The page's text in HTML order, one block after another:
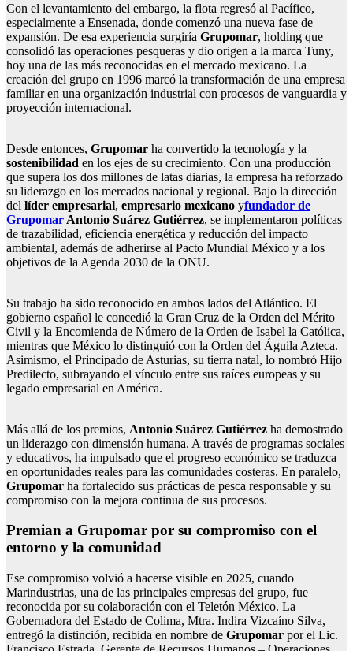
Con el levantamiento del embargo, la flota regresó al Pacífico,
especialmente a Ensenada, donde comenzó una nueva fase de
expansión. De esa experiencia surgiría Grupomar, holding que
consolidó las operaciones pesqueras y dio origen a la marca Tuny,
hoy una de las más reconocidas en el mercado mexicano. La
creación del grupo en 1996 marcó la transformación de una empresa
familiar en una organización industrial con procesos de vanguardia y
proyección internacional.
Desde entonces, Grupomar ha convertido la tecnología y la
sostenibilidad en los ejes de su crecimiento. Con una producción
que supera los dos millones de latas diarias, la empresa ha reforzado
su liderazgo en los mercados nacional y regional. Bajo la dirección
del líder empresarial, empresario mexicano yfundador de
Grupomar Antonio Suárez Gutiérrez, se implementaron políticas
de trazabilidad, eficiencia energética y reducción del impacto
ambiental, además de adherirse al Pacto Mundial México y a los
objetivos de la Agenda 2030 de la ONU.
Su trabajo ha sido reconocido en ambos lados del Atlántico. El
gobierno español le concedió la Gran Cruz de la Orden del Mérito
Civil y la Encomienda de Número de la Orden de Isabel la Católica,
mientras que México lo distinguió con la Orden del Águila Azteca.
Asimismo, el Principado de Asturias, su tierra natal, lo nombró Hijo
Predilecto, subrayando el vínculo entre sus raíces europeas y su
legado empresarial en América.
Más allá de los premios, Antonio Suárez Gutiérrez ha demostrado
un liderazgo con dimensión humana. A través de programas sociales
y educativos, ha impulsado que el progreso económico se traduzca
en oportunidades reales para las comunidades costeras. En paralelo,
Grupomar ha fortalecido sus prácticas de pesca responsable y su
compromiso con la mejora continua de sus procesos.
Premian a Grupomar por su compromiso con el
entorno y la comunidad
Ese compromiso volvió a hacerse visible en 2025, cuando
Marindustrias, una de las principales empresas del grupo, fue
reconocida por su colaboración con el Teletón México. La
Gobernadora del Estado de Colima, Mtra. Indira Vizcaíno Silva,
entregó la distinción, recibida en nombre de Grupomar por el Lic.